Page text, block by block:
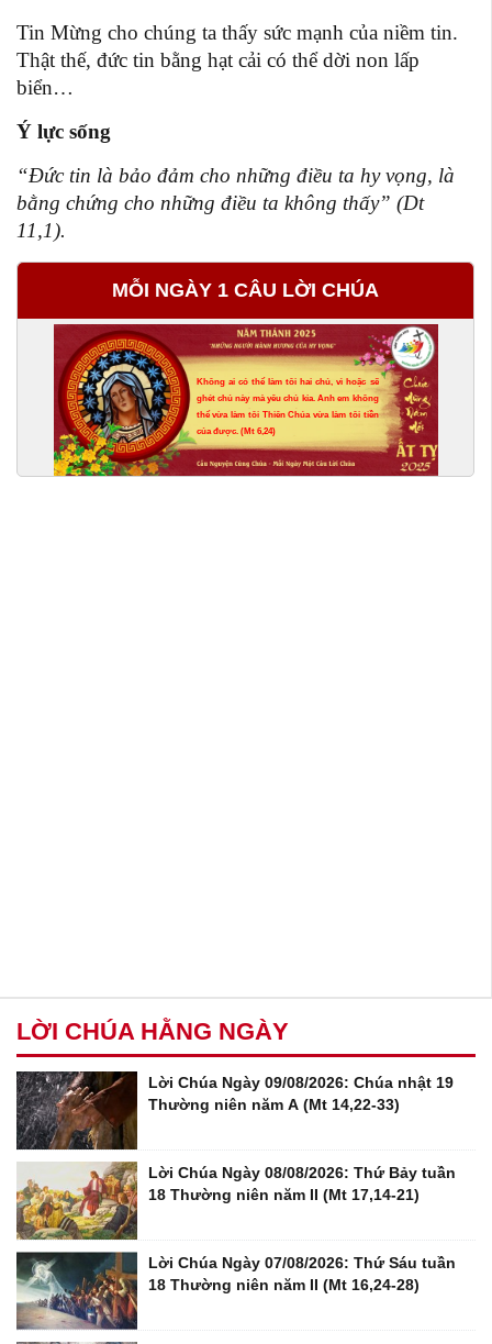
Tin Mừng cho chúng ta thấy sức mạnh của niềm tin.
Thật thế, đức tin bằng hạt cải có thể dời non lấp
biển…
Ý lực sống
“Đức tin là bảo đảm cho những điều ta hy vọng, là
bằng chứng cho những điều ta không thấy” (Dt
11,1).
MỖI NGÀY 1 CÂU LỜI CHÚA
Không ai có thể làm tôi hai chủ, vì hoặc sẽ
ghét chủ này mà yêu chủ kia. Anh em không
thể vừa làm tôi Thiên Chúa vừa làm tôi tiền
của được. (Mt 6,24)
LỜI CHÚA HẰNG NGÀY
Lời Chúa Ngày 09/08/2026: Chúa nhật 19
Thường niên năm A (Mt 14,22-33)
Lời Chúa Ngày 08/08/2026: Thứ Bảy tuần
18 Thường niên năm II (Mt 17,14-21)
Lời Chúa Ngày 07/08/2026: Thứ Sáu tuần
18 Thường niên năm II (Mt 16,24-28)